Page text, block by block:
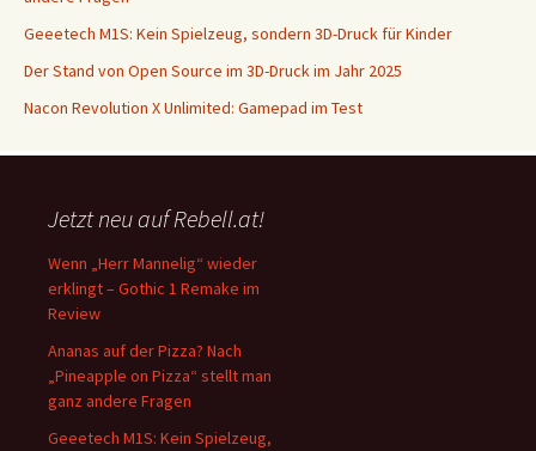
Geeetech M1S: Kein Spielzeug, sondern 3D-Druck für Kinder
Der Stand von Open Source im 3D-Druck im Jahr 2025
Nacon Revolution X Unlimited: Gamepad im Test
Jetzt neu auf Rebell.at!
Wenn „Herr Mannelig“ wieder
erklingt – Gothic 1 Remake im
Review
Ananas auf der Pizza? Nach
„Pineapple on Pizza“ stellt man
ganz andere Fragen
Geeetech M1S: Kein Spielzeug,